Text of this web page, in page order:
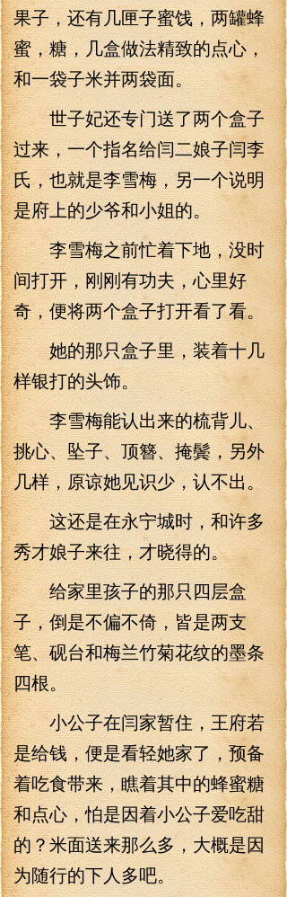
果子，还有几匣子蜜饯，两罐蜂
蜜，糖，几盒做法精致的点心，
和一袋子米并两袋面。
世子妃还专门送了两个盒子
过来，一个指名给闫二娘子闫李
氏，也就是李雪梅，另一个说明
是府上的少爷和小姐的。
李雪梅之前忙着下地，没时
间打开，刚刚有功夫，心里好
奇，便将两个盒子打开看了看。
她的那只盒子里，装着十几
样银打的头饰。
李雪梅能认出来的梳背儿、
挑心、坠子、顶簪、掩鬓，另外
几样，原谅她见识少，认不出。
这还是在永宁城时，和许多
秀才娘子来往，才晓得的。
给家里孩子的那只四层盒
子，倒是不偏不倚，皆是两支
笔、砚台和梅兰竹菊花纹的墨条
四根。
小公子在闫家暂住，王府若
是给钱，便是看轻她家了，预备
着吃食带来，瞧着其中的蜂蜜糖
和点心，怕是因着小公子爱吃甜
的？米面送来那么多，大概是因
为随行的下人多吧。